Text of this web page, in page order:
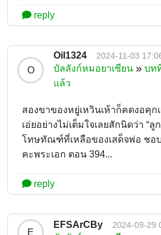
reply
O
Oil1324 2024-11-03
บัลลังก์หมอยาเซียน
บท
แล้ว
สองขาของหยู่เหวินเห้าก็คดงอคุก
เอ่ยอย่างไม่เต็มใจเลยสักนิดว่า “
โทษทัณฑ์ที่เหลือของเสด็จพ่อ ชอ
คะพระเอก ตอน 394...
reply
E
EFSArCBy 2024-09-29